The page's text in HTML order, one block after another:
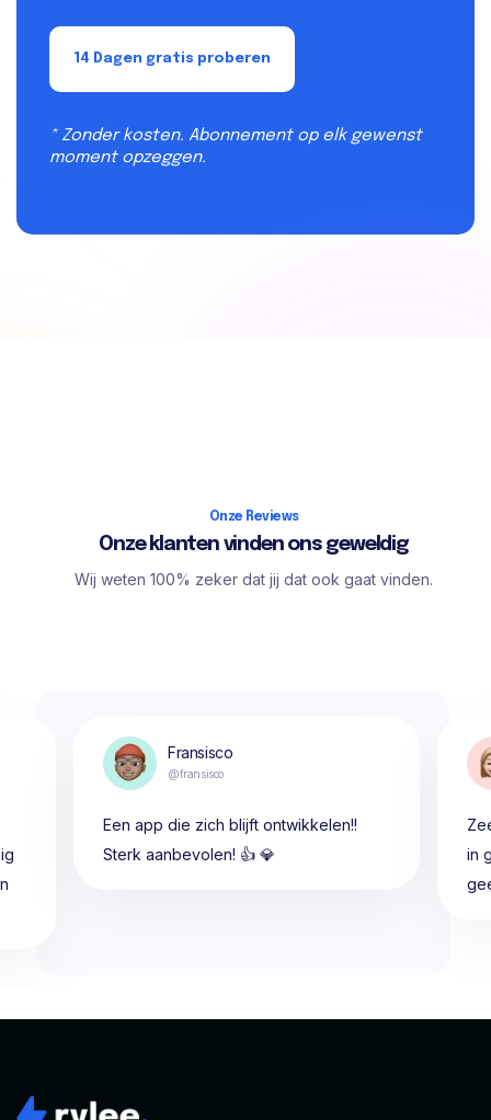
14 Dagen gratis proberen
* Zonder kosten. Abonnement op elk gewenst
moment opzeggen.
Onze Reviews
Onze klanten vinden ons geweldig
Wij weten 100% zeker dat jij dat ook gaat vinden.
Fransisco
@fransisco
Een app die zich blijft ontwikkelen!!
Sterk aanbevolen! 👍 💎
in